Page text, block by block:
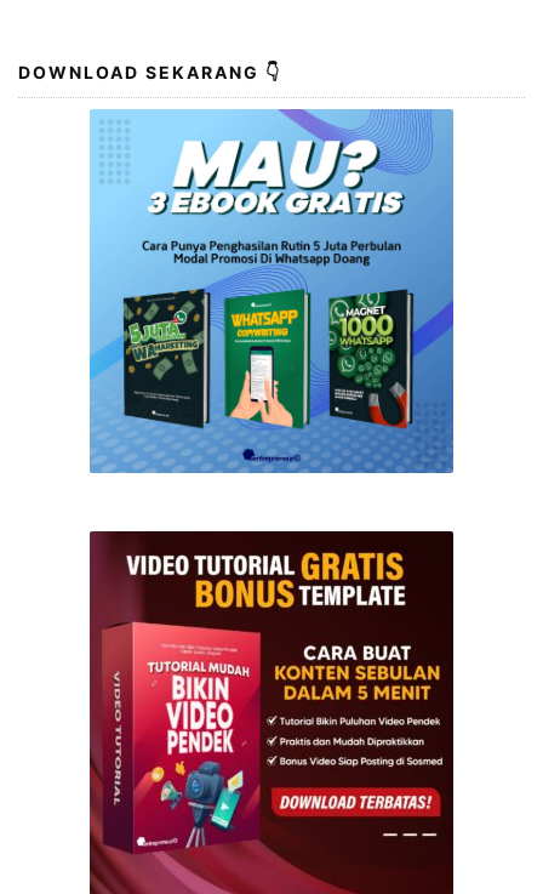
DOWNLOAD SEKARANG 👇